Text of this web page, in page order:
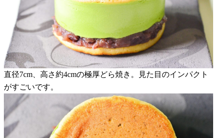
直径7cm、高さ約4cmの極厚どら焼き。見た目のインパクト
がすごいです。